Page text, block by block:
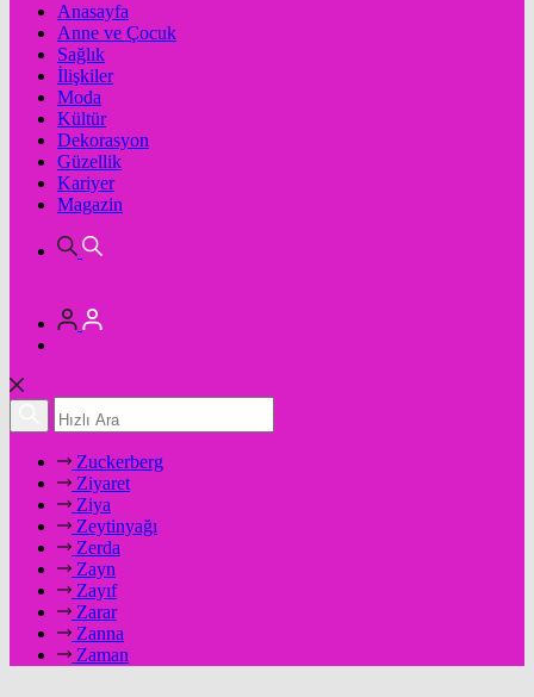
Anasayfa
Anne ve Çocuk
Sağlık
İlişkiler
Moda
Kültür
Dekorasyon
Güzellik
Kariyer
Magazin
Zuckerberg
Ziyaret
Ziya
Zeytinyağı
Zerda
Zayn
Zayıf
Zarar
Zanna
Zaman